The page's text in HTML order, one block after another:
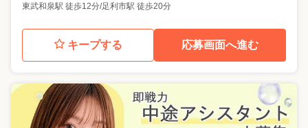
東武和泉駅 徒歩12分/足利市駅 徒歩20分
キープする 応募画面へ進む